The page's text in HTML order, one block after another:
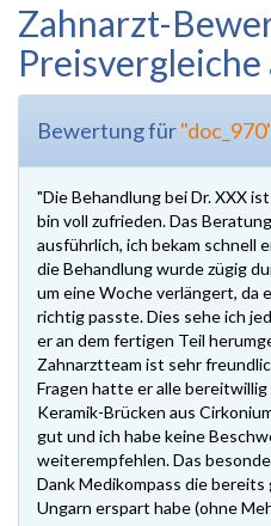
Zahnarzt-
Bewertung für
"Die Behandlung bei Dr. XXX
bin voll zufrieden. Das
ausführlich, ich bekam schnell
die Behandlung wurde zügig
um eine Woche verlängert, da
richtig passte. Dies sehe ich
er an dem fertigen Teil
Zahnarztteam ist sehr
Fragen hatte er alle bereitwillig
Keramik-Brücken aus
gut und ich habe keine
weiterempfehlen. Das
Dank Medikompass die
Ungarn erspart habe (ohne